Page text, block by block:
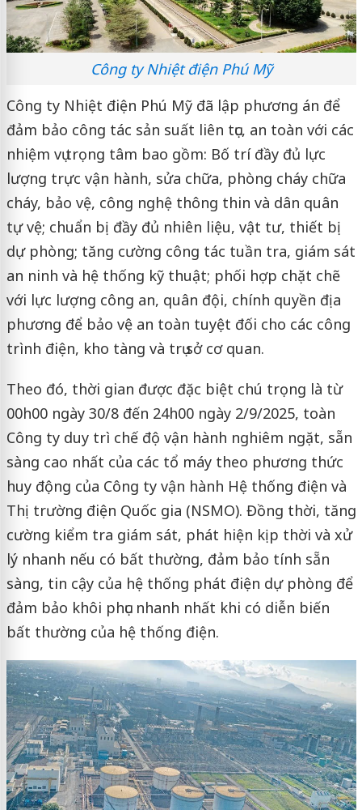
Công ty Nhiệt điện Phú Mỹ
Công ty Nhiệt điện Phú Mỹ đã lập phương án để
đảm bảo công tác sản suất liên tục, an toàn với các
nhiệm vụ trọng tâm bao gồm: Bố trí đầy đủ lực
lượng trực vận hành, sửa chữa, phòng cháy chữa
cháy, bảo vệ, công nghệ thông thin và dân quân
tự vệ; chuẩn bị đầy đủ nhiên liệu, vật tư, thiết bị
dự phòng; tăng cường công tác tuần tra, giám sát
an ninh và hệ thống kỹ thuật; phối hợp chặt chẽ
với lực lượng công an, quân đội, chính quyền địa
phương để bảo vệ an toàn tuyệt đối cho các công
trình điện, kho tàng và trụ sở cơ quan.
Theo đó, thời gian được đặc biệt chú trọng là từ
00h00 ngày 30/8 đến 24h00 ngày 2/9/2025, toàn
Công ty duy trì chế độ vận hành nghiêm ngặt, sẵn
sàng cao nhất của các tổ máy theo phương thức
huy động của Công ty vận hành Hệ thống điện và
Thị trường điện Quốc gia (NSMO). Đồng thời, tăng
cường kiểm tra giám sát, phát hiện kịp thời và xử
lý nhanh nếu có bất thường, đảm bảo tính sẵn
sàng, tin cậy của hệ thống phát điện dự phòng để
đảm bảo khôi phục nhanh nhất khi có diễn biến
bất thường của hệ thống điện.